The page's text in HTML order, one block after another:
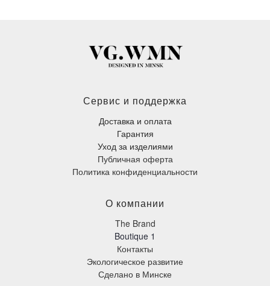
О компании
Доставка и оплата
Гарантия
Уход за изделиями
Публичная оферта
Политика конфиденциальности
Сервис и поддержка
The Brand
Boutique 1
Контакты
Экологическое развитие
Сделано в Минске